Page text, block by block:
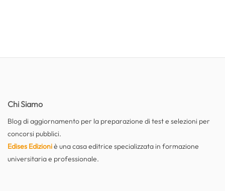
Chi Siamo
Blog di aggiornamento per la preparazione di test e selezioni per
concorsi pubblici.
Edises Edizioniè una casa editrice specializzata in formazione
universitaria e professionale.